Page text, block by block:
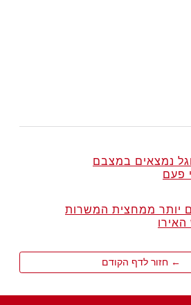
נמצאים במצבם
פעם
יותר ממחצית המשרות
← חזור לדף הקודם